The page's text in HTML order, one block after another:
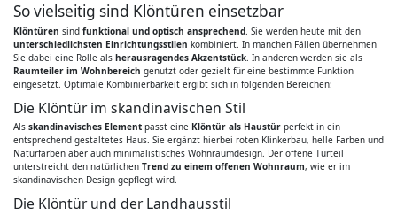
So vielseitig sind Klöntüren einsetzbar
Klöntüren sind funktional und optisch ansprechend. Sie werden heute mit den
unterschiedlichsten Einrichtungsstilen kombiniert. In manchen Fällen übernehmen
Sie dabei eine Rolle als herausragendes Akzentstück. In anderen werden sie als
Raumteiler im Wohnbereich genutzt oder gezielt für eine bestimmte Funktion
eingesetzt. Optimale Kombinierbarkeit ergibt sich in folgenden Bereichen:
Die Klöntür im skandinavischen Stil
Als skandinavisches Element passt eine Klöntür als Haustür perfekt in ein
entsprechend gestaltetes Haus. Sie ergänzt hierbei roten Klinkerbau, helle Farben und
Naturfarben aber auch minimalistisches Wohnraumdesign. Der offene Türteil
unterstreicht den natürlichen Trend zu einem offenen Wohnraum, wie er im
skandinavischen Design gepflegt wird.
Die Klöntür und der Landhausstil